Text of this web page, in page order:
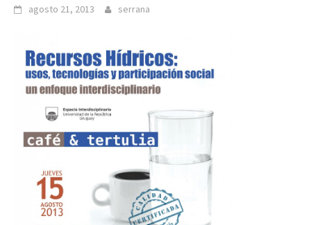
agosto 21, 2013 serrana